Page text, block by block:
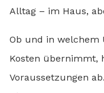
Alltag – im Haus,
Ob und in welchem
Kosten übernimmt,
Voraussetzungen